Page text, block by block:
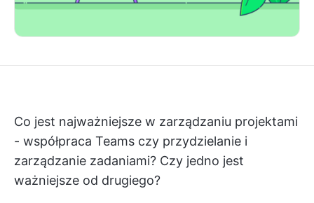
Co jest najważniejsze w zarządzaniu projektami
- współpraca Teams czy przydzielanie i
zarządzanie zadaniami? Czy jedno jest
ważniejsze od drugiego?